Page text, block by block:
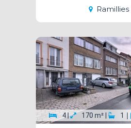
Ramillies
4 | 170 m² | 1 |